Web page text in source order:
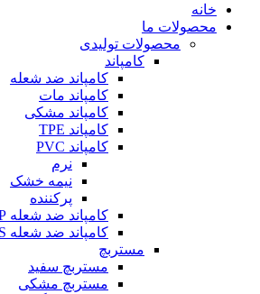
خانه
محصولات ما
محصولات تولیدی
کامپاند
کامپاند ضد شعله
کامپاند مات
کامپاند مشکی
کامپاند TPE
کامپاند PVC
نرم
نیمه خشک
پرکننده
کامپاند ضد شعله PP
کامپاند ضد شعله ABS
مستربچ
مستربچ‌ سفید
مستربچ مشکی